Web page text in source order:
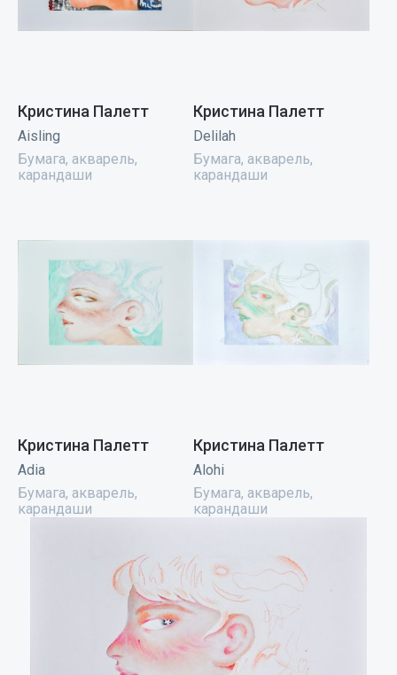
Кристина Палетт
Aisling
Бумага, акварель,
карандаши
Кристина Палетт
Delilah
Бумага, акварель,
карандаши
Кристина Палетт
Adia
Бумага, акварель,
карандаши
Кристина Палетт
Alohi
Бумага, акварель,
карандаши